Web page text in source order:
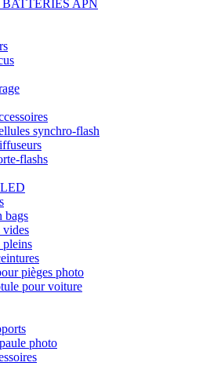
BATTERIES APN
synchro-flash
flashs
bags
vides
pleins
pièges photo
pour voiture
photo